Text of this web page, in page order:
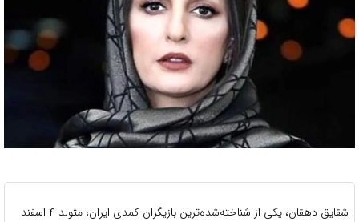
شقایق دهقان، یکی از شناخته‌شده‌ترین بازیگران کمدی ایران، متولد ۴ اسفند